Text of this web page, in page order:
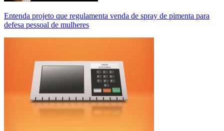
Entenda projeto que regulamenta venda de spray de pimenta para
defesa pessoal de mulheres